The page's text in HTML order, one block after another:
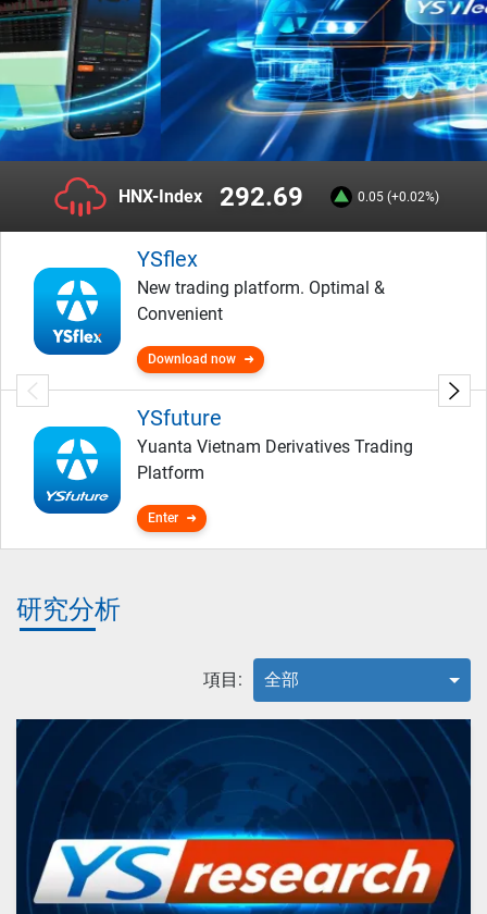
HNX-Index 292.69 0.05 (+0.02%)
YSflex
New trading platform. Optimal &
Convenient
Download now
YSfuture
Yuanta Vietnam Derivatives Trading
Platform
Enter
研究分析
項目: 全部